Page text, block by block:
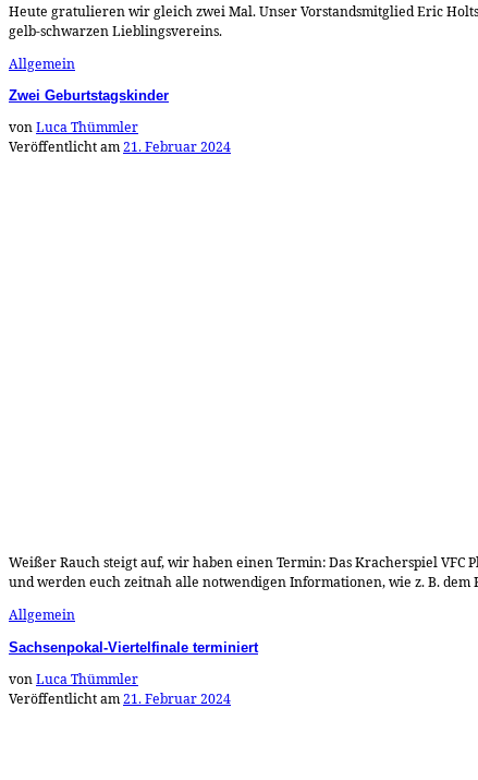
Heute gratulieren wir gleich zwei Mal. Unser Vorstandsmitglied Eric
gelb-schwarzen Lieblingsvereins.
Allgemein
Zwei Geburtstagskinder
vonLuca Thümmler
Veröffentlicht am21. Februar 2024
Weißer Rauch steigt auf, wir haben einen Termin: Das Kracherspiel VFC
und werden euch zeitnah alle notwendigen Informationen, wie z. B.
Allgemein
Sachsenpokal-Viertelfinale terminiert
vonLuca Thümmler
Veröffentlicht am21. Februar 2024